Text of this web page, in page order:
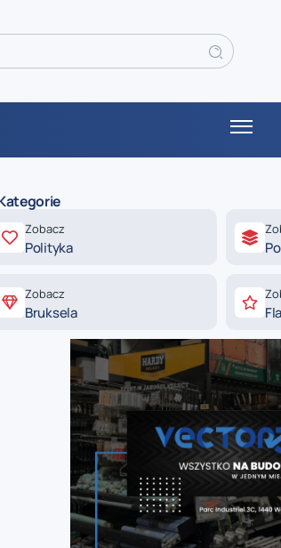
Zobacz
Polityka
Zobacz
Bruksela